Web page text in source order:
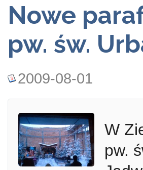
Nowe
pw. św.
2009-08-01
W
pw.